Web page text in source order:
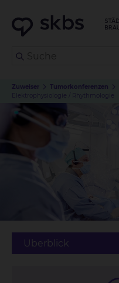
Zuweiser Tumorkonferenzen
Elektrophysiologie / Rhythmologie